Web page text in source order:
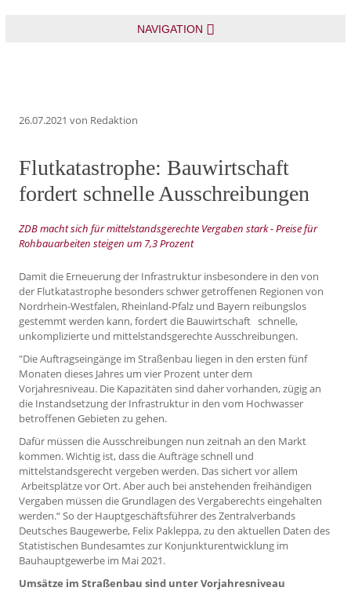
NAVIGATION
26.07.2021 von Redaktion
Flutkatastrophe: Bauwirtschaft
fordert schnelle Ausschreibungen
ZDB macht sich für mittelstandsgerechte Vergaben stark - Preise für
Rohbauarbeiten steigen um 7,3 Prozent
Damit die Erneuerung der Infrastruktur insbesondere in den von
der Flutkatastrophe besonders schwer getroffenen Regionen von
Nordrhein-Westfalen, Rheinland-Pfalz und Bayern reibungslos
gestemmt werden kann, fordert die Bauwirtschaft schnelle,
unkomplizierte und mittelstandsgerechte Ausschreibungen.
"Die Auftragseingänge im Straßenbau liegen in den ersten fünf
Monaten dieses Jahres um vier Prozent unter dem
Vorjahresniveau. Die Kapazitäten sind daher vorhanden, zügig an
die Instandsetzung der Infrastruktur in den vom Hochwasser
betroffenen Gebieten zu gehen.
Dafür müssen die Ausschreibungen nun zeitnah an den Markt
kommen. Wichtig ist, dass die Aufträge schnell und
mittelstandsgerecht vergeben werden. Das sichert vor allem
Arbeitsplätze vor Ort. Aber auch bei anstehenden freihändigen
Vergaben müssen die Grundlagen des Vergaberechts eingehalten
werden.“ So der Hauptgeschäftsführer des Zentralverbands
Deutsches Baugewerbe, Felix Pakleppa, zu den aktuellen Daten des
Statistischen Bundesamtes zur Konjunkturentwicklung im
Bauhauptgewerbe im Mai 2021.
Umsätze im Straßenbau sind unter Vorjahresniveau